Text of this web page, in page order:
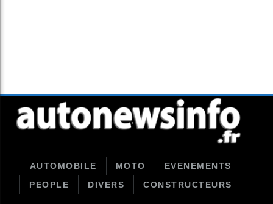
AUTOMOBILE MOTO
EVENEMENTS
PEOPLE
DIVERS CONSTRUCTEURS